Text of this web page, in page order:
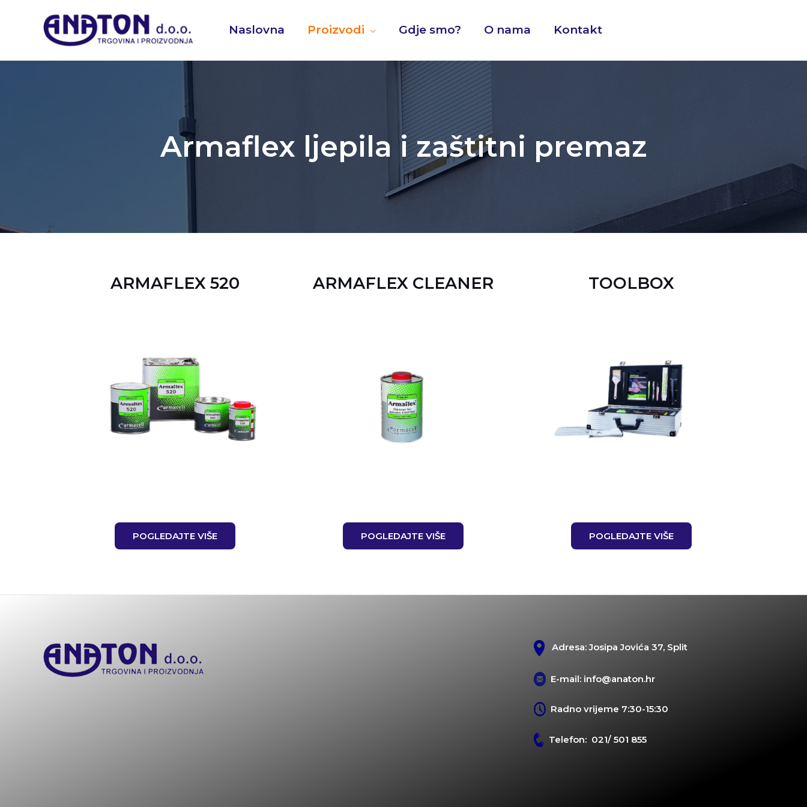
Naslovna Proizvodi Gdje smo? O nama Kontakt
Armaflex ljepila i zaštitni premaz
ARMAFLEX 520
POGLEDAJTE VIŠE
ARMAFLEX CLEANER
POGLEDAJTE VIŠE
TOOLBOX
POGLEDAJTE VIŠE
Adresa: Josipa Jovića 37, Split
E-mail: info@anaton.hr
Radno vrijeme 7:30-15:30
Telefon: 021/ 501 855